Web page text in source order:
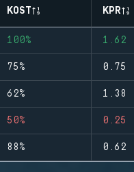
KOST KPR
100% 1.62
75% 0.75
62% 1.38
50% 0.25
88% 0.62